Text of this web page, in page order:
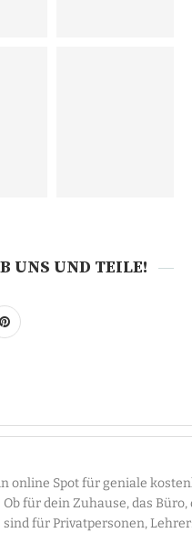
UNS UND TEILE!
online Spot für geniale
für dein Zuhause, das Büro,
für Privatpersonen,